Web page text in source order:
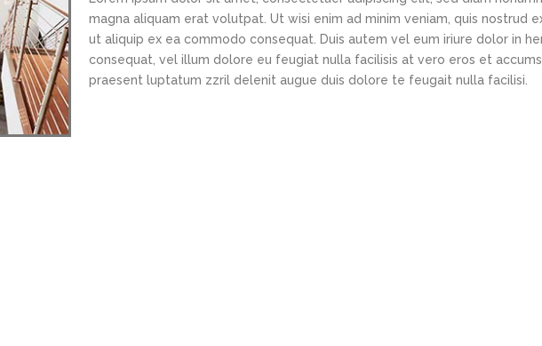
magna aliquam erat volutpat. Ut wisi enim ad minim veniam, quis nostrud
ut aliquip ex ea commodo consequat. Duis autem vel eum iriure dolor in
consequat, vel illum dolore eu feugiat nulla facilisis at vero eros et
praesent luptatum zzril delenit augue duis dolore te feugait nulla facilisi.